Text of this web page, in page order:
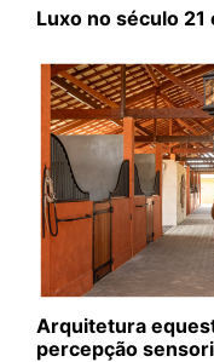
Luxo no século
Arquitetura
percepção